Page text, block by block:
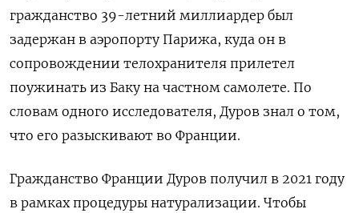
гражданство 39-летний миллиардер был
задержан в аэропорту Парижа, куда он в
сопровождении телохранителя прилетел
поужинать из Баку на частном самолете. По
словам одного исследователя, Дуров знал о том,
что его разыскивают во Франции.
Гражданство Франции Дуров получил в 2021 году
в рамках процедуры натурализации. Чтобы